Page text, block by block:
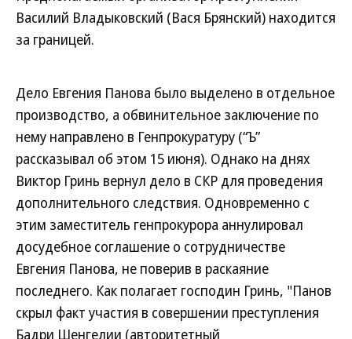
Василий Владыковский (Вася Брянский) находится
за границей.
Дело Евгения Панова было выделено в отдельное
производство, а обвинительное заключение по
нему направлено в Генпрокуратуру (“Ъ”
рассказывал об этом 15 июня). Однако на днях
Виктор Гринь вернул дело в СКР для проведения
дополнительного следствия. Одновременно с
этим заместитель генпрокурора аннулировал
досудебное соглашение о сотрудничестве
Евгения Панова, не поверив в раскаяние
последнего. Как полагает господин Гринь, "Панов
скрыл факт участия в совершении преступления
Бадри Шенгелии (авторитетный